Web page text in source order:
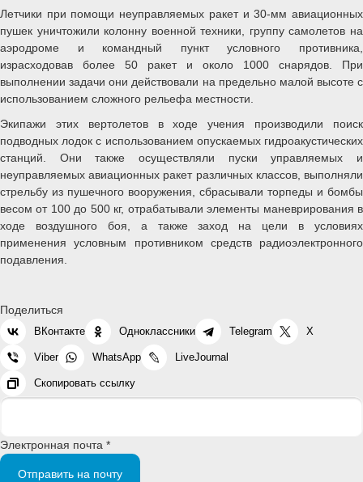
Летчики при помощи неуправляемых ракет и 30-мм авиационных
пушек уничтожили колонну военной техники, группу самолетов на
аэродроме и командный пункт условного противника,
израсходовав более 50 ракет и около 1000 снарядов. При
выполнении задачи они действовали на предельно малой высоте с
использованием сложного рельефа местности.
Экипажи этих вертолетов в ходе учения производили поиск
подводных лодок с использованием опускаемых гидроакустических
станций. Они также осуществляли пуски управляемых и
неуправляемых авиационных ракет различных классов, выполняли
стрельбу из пушечного вооружения, сбрасывали торпеды и бомбы
весом от 100 до 500 кг, отрабатывали элементы маневрирования в
ходе воздушного боя, а также заход на цели в условиях
применения условным противником средств радиоэлектронного
подавления.
Поделиться
ВКонтакте Одноклассники Telegram X
Viber WhatsApp LiveJournal
Скопировать ссылку
Электронная почта *
Отправить на почту